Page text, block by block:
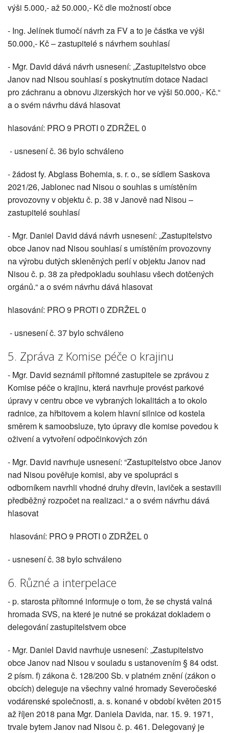
výši 5.000,- až 50.000,- Kč dle možností obce
- Ing. Jelínek tlumočí návrh za FV a to je částka ve výši
50.000,- Kč – zastupitelé s návrhem souhlasí
- Mgr. David dává návrh usnesení: „Zastupitelstvo obce
Janov nad Nisou souhlasí s poskytnutím dotace Nadaci
pro záchranu a obnovu Jizerských hor ve výši 50.000,- Kč.“
a o svém návrhu dává hlasovat
hlasování: PRO 9 PROTI 0 ZDRŽEL 0
- usnesení č. 36 bylo schváleno
- žádost fy. Abglass Bohemia, s. r. o., se sídlem Saskova
2021/26, Jablonec nad Nisou o souhlas s umístěním
provozovny v objektu č. p. 38 v Janově nad Nisou –
zastupitelé souhlasí
- Mgr. Daniel David dává návrh usnesení: „Zastupitelstvo
obce Janov nad Nisou souhlasí s umístěním provozovny
na výrobu dutých skleněných perlí v objektu Janov nad
Nisou č. p. 38 za předpokladu souhlasu všech dotčených
orgánů.“ a o svém návrhu dává hlasovat
hlasování: PRO 9 PROTI 0 ZDRŽEL 0
- usnesení č. 37 bylo schváleno
5. Zpráva z Komise péče o krajinu
- Mgr. David seznámil přítomné zastupitele se zprávou z
Komise péče o krajinu, která navrhuje provést parkové
úpravy v centru obce ve vybraných lokalitách a to okolo
radnice, za hřbitovem a kolem hlavní silnice od kostela
směrem k samoobsluze, tyto úpravy dle komise povedou k
oživení a vytvoření odpočinkových zón
- Mgr. David navrhuje usnesení: “Zastupitelstvo obce Janov
nad Nisou pověřuje komisi, aby ve spolupráci s
odborníkem navrhli vhodné druhy dřevin, laviček a sestavili
předběžný rozpočet na realizaci.“ a o svém návrhu dává
hlasovat
hlasování: PRO 9 PROTI 0 ZDRŽEL 0
- usnesení č. 38 bylo schváleno
6. Různé a interpelace
- p. starosta přítomné informuje o tom, že se chystá valná
hromada SVS, na které je nutné se prokázat dokladem o
delegování zastupitelstvem obce
- Mgr. Daniel David navrhuje usnesení: „Zastupitelstvo
obce Janov nad Nisou v souladu s ustanovením § 84 odst.
2 písm. f) zákona č. 128/200 Sb. v platném znění (zákon o
obcích) deleguje na všechny valné hromady Severočeské
vodárenské společnosti, a. s. konané v období květen 2015
až říjen 2018 pana Mgr. Daniela Davida, nar. 15. 9. 1971,
trvale bytem Janov nad Nisou č. p. 461. Delegovaný je